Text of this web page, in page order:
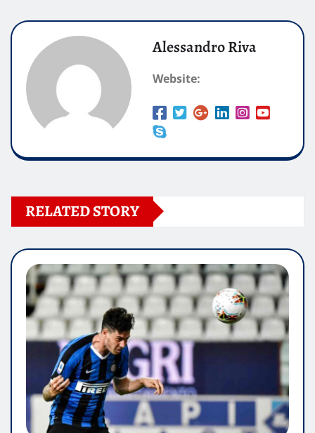
Alessandro Riva
Website:
RELATED STORY